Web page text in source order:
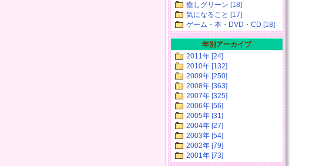
癒しグリーン [18]
気になること [17]
ゲーム・本・DVD・CD [18]
年別アーカイブ
2011年 [24]
2010年 [132]
2009年 [250]
2008年 [363]
2007年 [325]
2006年 [56]
2005年 [31]
2004年 [27]
2003年 [54]
2002年 [79]
2001年 [73]